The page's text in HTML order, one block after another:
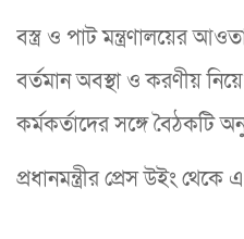
বস্ত্র ও পাট মন্ত্রণালয়ের
বর্তমান অবস্থা ও করণীয় নিয়ে
কর্মকর্তাদের সঙ্গে বৈঠকটি
প্রধানমন্ত্রীর প্রেস উইং